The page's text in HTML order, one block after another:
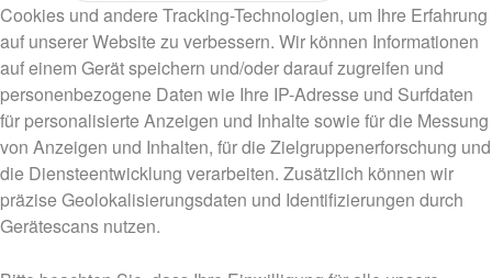
Cookies und andere Tracking-Technologien, um Ihre Erfahrung
auf unserer Website zu verbessern. Wir können Informationen
auf einem Gerät speichern und/oder darauf zugreifen und
personenbezogene Daten wie Ihre IP-Adresse und Surfdaten
für personalisierte Anzeigen und Inhalte sowie für die Messung
von Anzeigen und Inhalten, für die Zielgruppenerforschung und
die Diensteentwicklung verarbeiten. Zusätzlich können wir
präzise Geolokalisierungsdaten und Identifizierungen durch
Gerätescans nutzen.